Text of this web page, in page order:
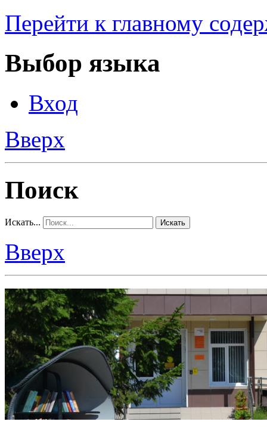
Перейти к главному
Выбор языка
Вход
Вверх
Поиск
Искать... Искать
Вверх